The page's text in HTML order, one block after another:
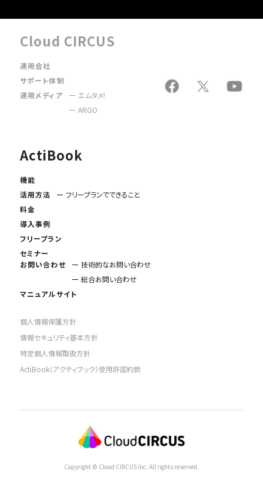
Cloud CIRCUS
運用会社
サポート体制
運用メディア
エムタメ!
ARGO
ActiBook
機能
活用方法
フリープランでできること
料金
導入事例
フリープラン
セミナー
お問い合わせ
技術的なお問い合わせ
総合お問い合わせ
マニュアルサイト
個人情報保護方針
情報セキュリティ基本方針
特定個人情報取扱方針
ActiBook（アクティブック）使用許諾約款
Copyright © Cloud CIRCUS Inc. All rights reserved.